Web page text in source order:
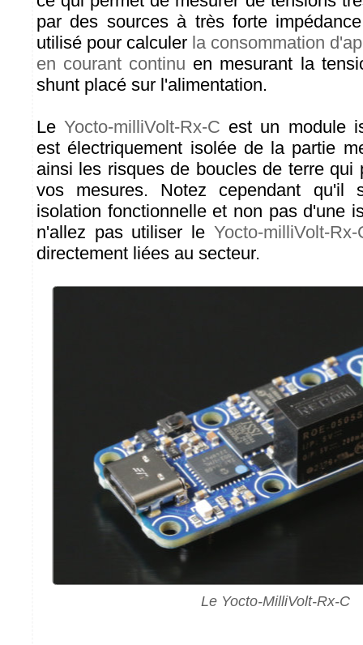
par des sources à très forte
utilisé pour calculer la consommation
en courant continu en mesurant la
shunt placé sur l'alimentation.
LeYocto-milliVolt-Rx-C est un module
est électriquement isolée de la partie
ainsi les risques de boucles de terre qui
vos mesures. Notez cependant qu'il
isolation fonctionnelle et non pas d'une
n'allez pas utiliser le Yocto-milliVolt-Rx-
directement liées au secteur.
Le Yocto-MilliVolt-Rx-C